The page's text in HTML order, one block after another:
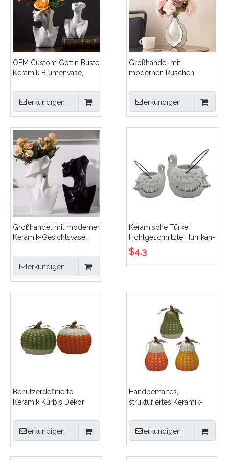
OEM Custom Göttin Büste
Keramik Blumenvase,
Skulptur Pflanzer für Hotel
Büro Dekor
erkundigen
Großhandel mit
modernen Rüschen-
künstlichen Blumen,
anpassbares OEM/ODM-
Blumenarrangement-
erkundigen
Großhandel mit moderner
Keramik-Gesichtsvase,
Heimdekoration, OEM-
kundenspezifischer
Porzellan-Menschenkopf-
erkundigen
Keramische Türkei
Hohlgeschnitzte Hurrikan-
Kerzenlaterne mit
Metallgriff, hängende
Herbst-Erntedank-
$4.3
Benutzerdefinierte
Keramik Kürbis Dekor
Porzellan Figuren Set für
Thanksgiving Halloween
Home Dekoration
erkundigen
Handbemaltes,
strukturiertes Keramik-
Herbsternte-Porzellan-
Weihnachtsornament mit
Metallakzenten. Hersteller
erkundigen